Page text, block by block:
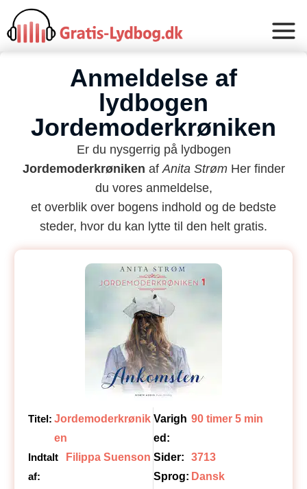
Anmeldelse af
lydbogen
Jordemoderkrøniken
Er du nysgerrig på lydbogen
Jordemoderkrøniken afAnita StrømHer finder
du vores anmeldelse,
et overblik over bogens indhold og de bedste
steder, hvor du kan lytte til den helt gratis.
Titel: Jordemoderkrønik
en
Indtalt
af:
Filippa Suenson
Varigh
ed:
90 timer 5 min
Sider:
3713
Sprog: Dansk